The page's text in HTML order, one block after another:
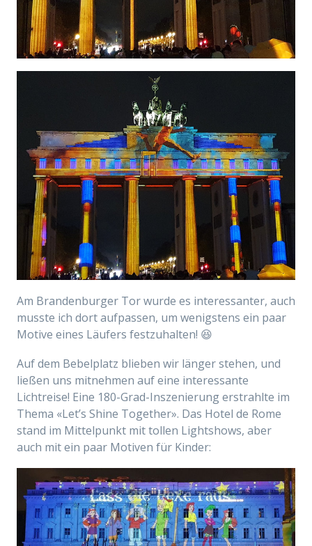
Am Brandenburger Tor wurde es interessanter, auch
musste ich dort aufpassen, um wenigstens ein paar
Motive eines Läufers festzuhalten! 😆
Auf dem Bebelplatz blieben wir länger stehen, und
ließen uns mitnehmen auf eine interessante
Lichtreise! Eine 180-Grad-Inszenierung erstrahlte im
Thema «Let’s Shine Together». Das Hotel de Rome
stand im Mittelpunkt mit tollen Lightshows, aber
auch mit ein paar Motiven für Kinder: